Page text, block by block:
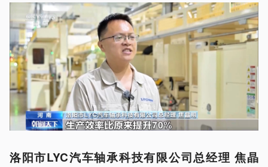
洛阳市LYC汽车轴承科技有限公司总经理 焦晶